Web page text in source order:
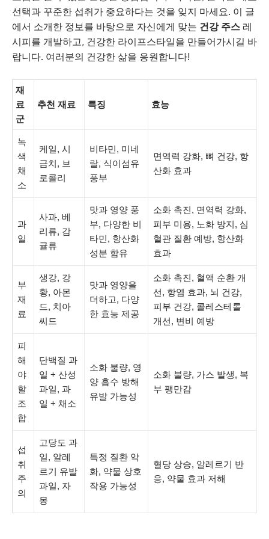
선택과 꾸준한 섭취가 중요하다는 것을 잊지 마세요. 이 글
에서 소개한 정보를 바탕으로 자신에게 맞는 건강 주스 레
시피를 개발하고, 건강한 라이프스타일을 만들어가시길 바
랍니다. 여러분의 건강한 삶을 응원합니다!
재
료
군
추천 재료 특징 효능
녹
색
채
소
케일, 시
금치, 브
로콜리
비타민, 미네
랄, 식이섬유
풍부
면역력 강화, 뼈 건강, 항
산화 효과
과
일
사과, 베
리류, 감
귤류
맛과 영양 풍
부, 다양한 비
타민, 항산화
성분 함유
소화 촉진, 면역력 강화,
피부 미용, 노화 방지, 심
혈관 질환 예방, 항산화
효과
부
재
료
생강, 강
황, 아몬
드, 치아
씨드
맛과 영양을
더하고, 다양
한 효능 제공
소화 촉진, 혈액 순환 개
선, 항염 효과, 뇌 건강,
피부 건강, 콜레스테롤
개선, 변비 예방
피
해
야
할
조
합
단백질 과
일 + 산성
과일, 과
일 + 채소
소화 불량, 영
양 흡수 방해
유발 가능성
소화 불량, 가스 발생, 복
부 팽만감
섭
취
주
의
고당도 과
일, 알레
르기 유발
과일, 자
몽
특정 질환 악
화, 약물 상호
작용 가능성
혈당 상승, 알레르기 반
응, 약물 효과 저해